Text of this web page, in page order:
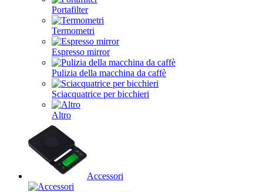
Portafilter
Termometri
Espresso mirror
Pulizia della macchina da caffè
Sciacquatrice per bicchieri
Altro
Accessori